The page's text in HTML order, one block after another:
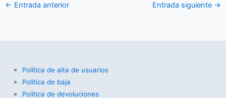
← Entrada anterior Entrada siguiente →
Política de alta de usuarios
Política de baja
Política de devoluciones